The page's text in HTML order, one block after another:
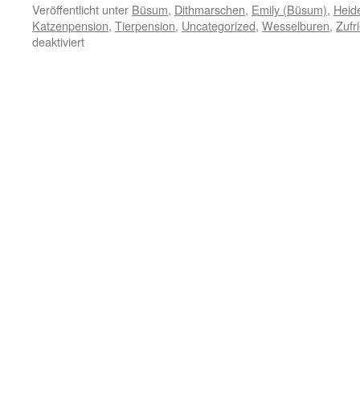
Veröffentlicht unter Büsum, Dithmarschen, Emily (Büsum),
Katzenpension, Tierpension, Uncategorized, Wesselburen,
deaktiviertfür